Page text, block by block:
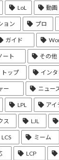
LoL 動画
ョン プロ
ガイド
ート その他
トップ イン
ー ニュー
LPL アイ
ス LJL
LCS ミーム
LCP